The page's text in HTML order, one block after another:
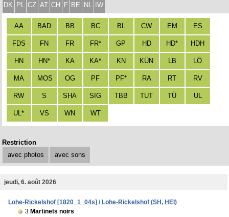
DK PL CZ AT CH F BE NL IW
AA BAD BB BC BL CW EM ES
FDS FN FR FR* GP HD HD* HDH
HN HN* KA KA* KN KÜN LB LÖ
MA MOS OG PF PF* RA RT RV
RW S SHA SIG TBB TUT TÜ UL
UL* VS WN WT
Restriction
avec photos
avec sons
jeudi, 6. août 2026
Lohe-Rickelshof [1820_1_04s] / Lohe-Rickelshof (SH, HEI)
3 Martinets noirs